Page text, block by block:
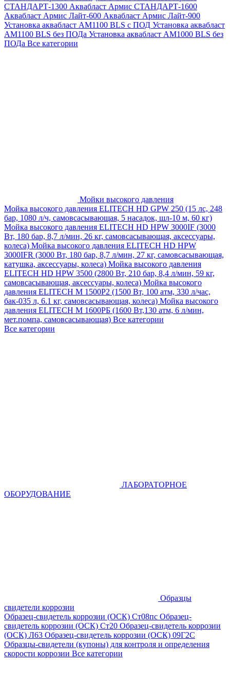
СТАНДАРТ-1300 Аквабласт Армис СТАНДАРТ-1600
Аквабласт Армис Лайт-600 Аквабласт Армис Лайт-900
Установка аквабласт AM1100 BLS с ПОД Установка аквабласт
AM1100 BLS без ПОДа Установка аквабласт AM1000 BLS без
ПОДа Все категории
Мойки высокого давления
Мойка высокого давления ELITECH HD GPW 250 (15 лс, 248
бар, 1080 л/ч, самовсасывающая, 5 насадок, шл-10 м, 60 кг)
Мойка высокого давления ELITECH HD HPW 3000IF (3000
Вт, 180 бар, 8,7 л/мин, 26 кг, самовсасывающая, аксессуары,
колеса) Мойка высокого давления ELITECH HD HPW
3000IFR (3000 Вт, 180 бар, 8,7 л/мин, 27 кг, самовсасывающая,
катушка, аксессуары, колеса) Мойка высокого давления
ELITECH HD HPW 3500 (2800 Вт, 210 бар, 8,4 л/мин, 59 кг,
самовсасывающая, аксессуары, колеса) Мойка высокого
давления ELITECH M 1500P2 (1500 Вт, 100 атм, 330 л/час,
бак-035 л, 6.1 кг, самовсасывающая, колеса) Мойка высокого
давления ELITECH М 1600РБ (1600 Вт,130 атм, 6 л/мин,
мет.помпа, самовсасывающая) Все категории
Все категории
ЛАБОРАТОРНОЕ
ОБОРУДОВАНИЕ
Образцы
свидетели коррозии
Образец-свидетель коррозии (ОСК) Ст08пс Образец-
свидетель коррозии (ОСК) Ст20 Образец-свидетель коррозии
(ОСК) Л63 Образец-свидетель коррозии (ОСК) 09Г2С
Образцы-свидетели (купоны) для контроля и определения
скорости коррозии Все категории